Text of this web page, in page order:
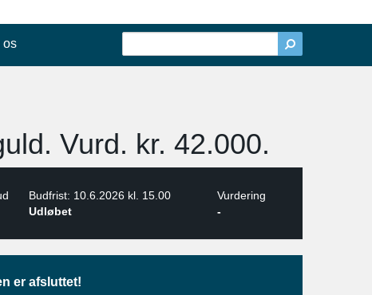
os
Vurd. kr. 42.000.
Budfrist: 10.6.2026 kl. 15.00
Vurdering
Udløbet -
er afsluttet!